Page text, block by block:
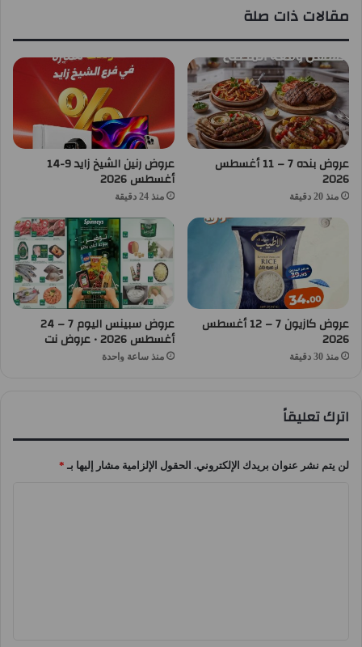
مقالات ذات صلة
عروض بنده 7 – 11 أغسطس
2026
منذ 20 دقيقة
عروض رنين الشيخ زايد 9-14
أغسطس 2026
منذ 24 دقيقة
عروض كازيون 7 – 12 أغسطس
2026
منذ 30 دقيقة
عروض سبينس اليوم 7 – 24
أغسطس 2026 • عروض نت
منذ ساعة واحدة
اترك تعليقاً
لن يتم نشر عنوان بريدك الإلكتروني. الحقول الإلزامية مشار إليها بـ *